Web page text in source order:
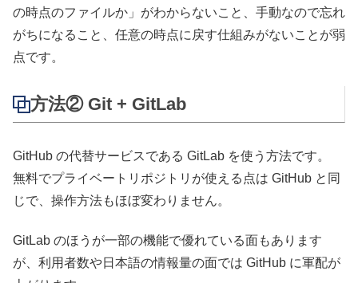
の時点のファイルか」がわからないこと、手動なので忘れ
がちになること、任意の時点に戻す仕組みがないことが弱
点です。
方法② Git + GitLab
GitHub の代替サービスである GitLab を使う方法です。
無料でプライベートリポジトリが使える点は GitHub と同
じで、操作方法もほぼ変わりません。
GitLab のほうが一部の機能で優れている面もあります
が、利用者数や日本語の情報量の面では GitHub に軍配が